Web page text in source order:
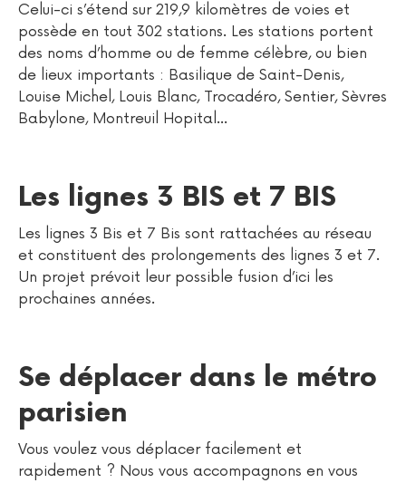
Celui-ci s’étend sur 219,9 kilomètres de voies et
possède en tout 302 stations. Les stations portent
des noms d’homme ou de femme célèbre, ou bien
de lieux importants : Basilique de Saint-Denis,
Louise Michel, Louis Blanc, Trocadéro, Sentier, Sèvres
Babylone, Montreuil Hopital…
Les lignes 3 BIS et 7 BIS
Les lignes 3 Bis et 7 Bis sont rattachées au réseau
et constituent des prolongements des lignes 3 et 7.
Un projet prévoit leur possible fusion d’ici les
prochaines années.
Se déplacer dans le métro
parisien
Vous voulez vous déplacer facilement et
rapidement ? Nous vous accompagnons en vous